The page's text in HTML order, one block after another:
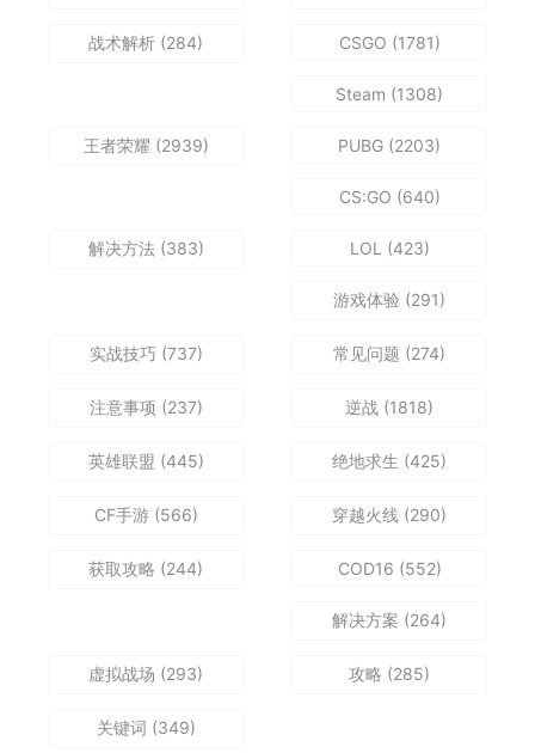
战术解析 (284) CSGO (1781)
Steam (1308)
王者荣耀 (2939) PUBG (2203)
CS:GO (640)
解决方法(383) LOL (423)
游戏体验 (291)
实战技巧 (737) 常见问题 (274)
注意事项 (237) 逆战 (1818)
英雄联盟 (445) 绝地求生 (425)
CF手游(566) 穿越火线 (290)
获取攻略 (244) COD16 (552)
解决方案 (264)
虚拟战场 (293) 攻略 (285)
关键词 (349)